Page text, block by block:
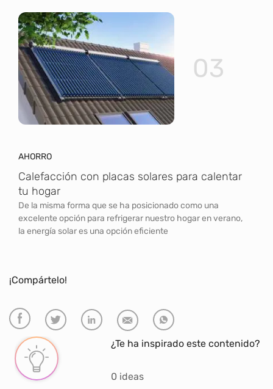
03
AHORRO
Calefacción con placas solares para calentar
tu hogar
De la misma forma que se ha posicionado como una
excelente opción para refrigerar nuestro hogar en verano,
la energía solar es una opción eficiente
¡Compártelo!
¿Te ha inspirado este contenido?
0 ideas